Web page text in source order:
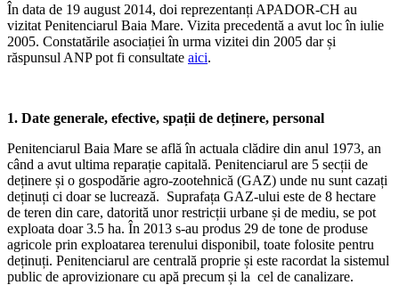
În data de 19 august 2014, doi reprezentanți APADOR-CH au
vizitat Penitenciarul Baia Mare. Vizita precedentă a avut loc în iulie
2005. Constatările asociației în urma vizitei din 2005 dar și
răspunsul ANP pot fi consultate aici.
1. Date generale, efective, spații de deținere, personal
Penitenciarul Baia Mare se află în actuala clădire din anul 1973, an
când a avut ultima reparație capitală. Penitenciarul are 5 secții de
deținere și o gospodărie agro-zootehnică (GAZ) unde nu sunt cazați
deținuți ci doar se lucrează. Suprafața GAZ-ului este de 8 hectare
de teren din care, datorită unor restricții urbane și de mediu, se pot
exploata doar 3.5 ha. În 2013 s-au produs 29 de tone de produse
agricole prin exploatarea terenului disponibil, toate folosite pentru
deținuți. Penitenciarul are centrală proprie și este racordat la sistemul
public de aprovizionare cu apă precum și la cel de canalizare.